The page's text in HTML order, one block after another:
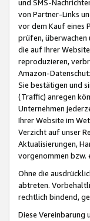
und SMS-
von Partner-Links
vor dem Kauf eines
prüfen, überwachen
die auf Ihrer
reproduzieren,
Amazon-
Sie bestätigen und
(Traffic) anregen
Unternehmen
Ihrer Website im
Verzicht auf unser
Aktualisierungen,
vorgenommen bzw.
Ohne die
abtreten.
rechtlich bindend,
Diese Vereinbarung